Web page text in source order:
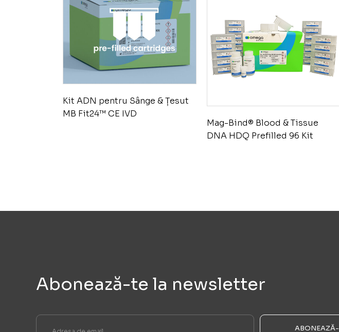
Kit ADN pentru Sânge & Țesut
MB Fit24™ CE IVD
Mag-Bind® Blood & Tissue
DNA HDQ Prefilled 96 Kit
Abonează-te la newsletter
ABONEAZĂ-